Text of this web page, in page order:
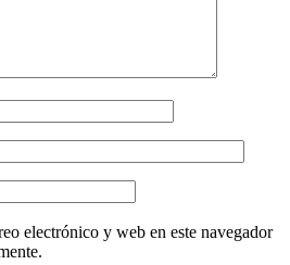
electrónico y web en este navegador